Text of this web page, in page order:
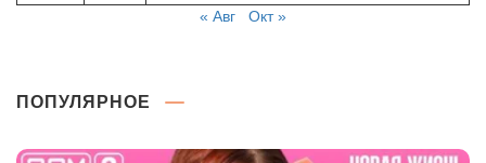
« Авг
Окт »
ПОПУЛЯРНОЕ